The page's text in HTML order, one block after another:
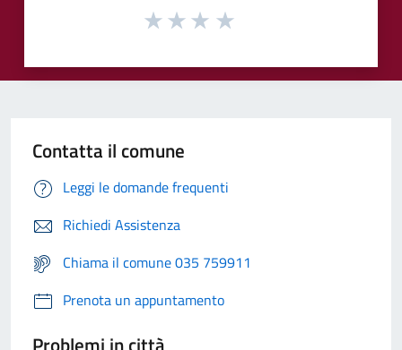
Contatta il comune
Leggi le domande frequenti
Richiedi Assistenza
Chiama il comune 035 759911
Prenota un appuntamento